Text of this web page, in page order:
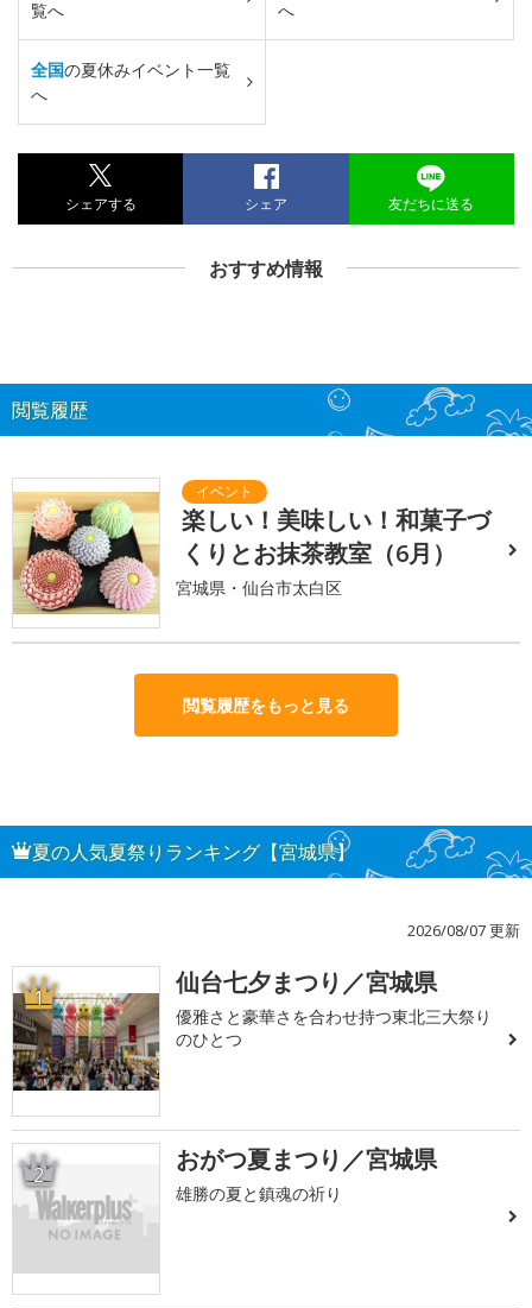
覧へ へ
全国の夏休みイベント一覧
へ
シェアする シェア 友だちに送る
おすすめ情報
閲覧履歴
楽しい！美味しい！和菓子づ
くりとお抹茶教室（6月）
宮城県・仙台市太白区
閲覧履歴をもっと見る
夏の人気夏祭りランキング【宮城県】
2026/08/07 更新
1 仙台七夕まつり／宮城県
優雅さと豪華さを合わせ持つ東北三大祭り
のひとつ
2 おがつ夏まつり／宮城県
雄勝の夏と鎮魂の祈り